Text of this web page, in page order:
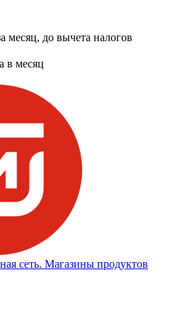
месяц, до вычета налогов
в месяц
сеть. Магазины продуктов